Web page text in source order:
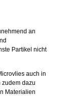
an
Partikel nicht
auch in
dazu
Materialien